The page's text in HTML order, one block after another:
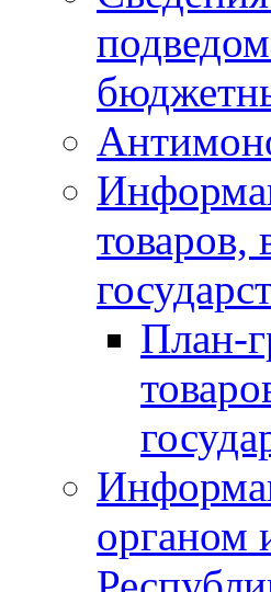
товаров,
План-
органом